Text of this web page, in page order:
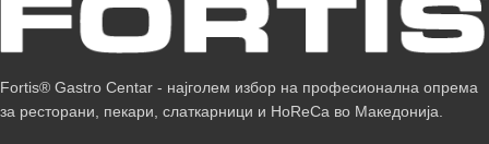
Fortis® Gastro Centar - најголем избор на професионална опрема
за ресторани, пекари, слаткарници и HoReCa во Македонија.